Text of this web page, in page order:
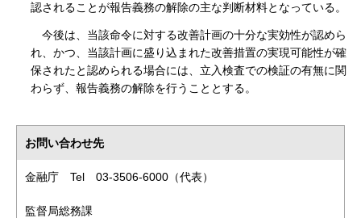
認されることが報告義務の解除の主な判断材料となっている。
今後は、当該命令に対する改善計画の十分な実効性が認めら
れ、かつ、当該計画に盛り込まれた改善措置の実現可能性が確
保されたと認められる場合には、立入検査での検証の有無に関
わらず、報告義務の解除を行うこととする。
お問い合わせ先
金融庁 Tel 03-3506-6000（代表）
監督局総務課